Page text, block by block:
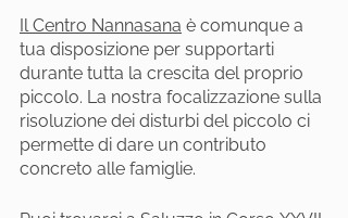
Il Centro Nannasana è comunque a
tua disposizione per supportarti
durante tutta la crescita del proprio
piccolo. La nostra focalizzazione sulla
risoluzione dei disturbi del piccolo ci
permette di dare un contributo
concreto alle famiglie.